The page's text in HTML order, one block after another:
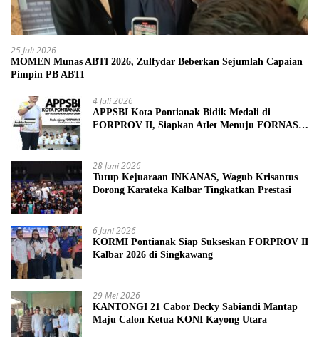
25 Juli 2026
MOMEN Munas ABTI 2026, Zulfydar Beberkan Sejumlah Capaian
Pimpin PB ABTI
4 Juli 2026
APPSBI Kota Pontianak Bidik Medali di
FORPROV II, Siapkan Atlet Menuju FORNAS
28 Juni 2026
Tutup Kejuaraan INKANAS, Wagub Krisantus
Dorong Karateka Kalbar Tingkatkan Prestasi
6 Juni 2026
KORMI Pontianak Siap Sukseskan FORPROV II
Kalbar 2026 di Singkawang
29 Mei 2026
KANTONGI 21 Cabor Decky Sabiandi Mantap
Maju Calon Ketua KONI Kayong Utara